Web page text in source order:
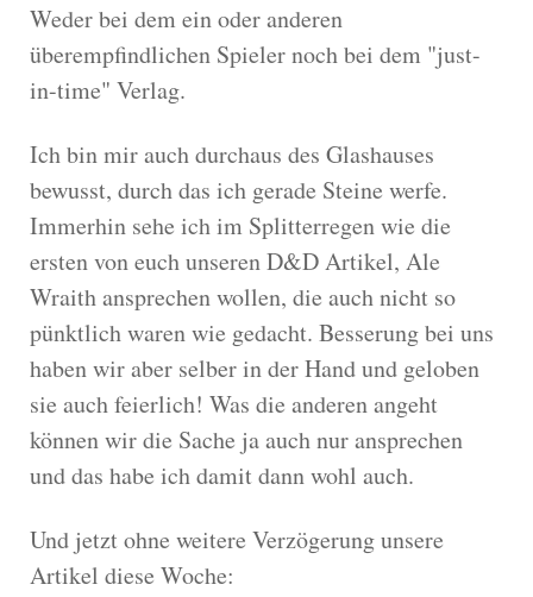
Weder bei dem ein oder anderen
überempfindlichen Spieler noch bei dem "just-
in-time" Verlag.
Ich bin mir auch durchaus des Glashauses
bewusst, durch das ich gerade Steine werfe.
Immerhin sehe ich im Splitterregen wie die
ersten von euch unseren D&D Artikel, Ale
Wraith ansprechen wollen, die auch nicht so
pünktlich waren wie gedacht. Besserung bei uns
haben wir aber selber in der Hand und geloben
sie auch feierlich! Was die anderen angeht
können wir die Sache ja auch nur ansprechen
und das habe ich damit dann wohl auch.
Und jetzt ohne weitere Verzögerung unsere
Artikel diese Woche: